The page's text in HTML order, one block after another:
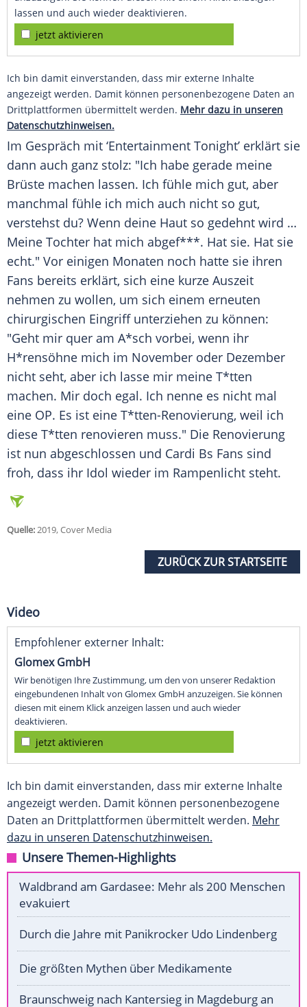
lassen und auch wieder deaktivieren.
jetzt aktivieren
Ich bin damit einverstanden, dass mir externe Inhalte
angezeigt werden. Damit können personenbezogene Daten an
Drittplattformen übermittelt werden. Mehr dazu in unseren
Datenschutzhinweisen.
Im Gespräch mit ‘Entertainment Tonight’ erklärt sie
dann auch ganz stolz: "Ich habe gerade meine
Brüste machen lassen. Ich fühle mich gut, aber
manchmal fühle ich mich auch nicht so gut,
verstehst du? Wenn deine Haut so gedehnt wird …
Meine Tochter hat mich abgef***. Hat sie. Hat sie
echt." Vor einigen Monaten noch hatte sie ihren
Fans bereits erklärt, sich eine kurze Auszeit
nehmen zu wollen, um sich einem erneuten
chirurgischen Eingriff unterziehen zu können:
"Geht mir quer am A*sch vorbei, wenn ihr
H*rensöhne mich im November oder Dezember
nicht seht, aber ich lasse mir meine T*tten
machen. Mir doch egal. Ich nenne es nicht mal
eine OP. Es ist eine T*tten-Renovierung, weil ich
diese T*tten renovieren muss." Die Renovierung
ist nun abgeschlossen und Cardi Bs Fans sind
froh, dass ihr Idol wieder im Rampenlicht steht.
Quelle:2019, Cover Media
ZURÜCK ZUR STARTSEITE
Video
Empfohlener externer Inhalt:
Glomex GmbH
Wir benötigen Ihre Zustimmung, um den von unserer Redaktion
eingebundenen Inhalt von Glomex GmbH anzuzeigen. Sie können
diesen mit einem Klick anzeigen lassen und auch wieder
deaktivieren.
jetzt aktivieren
Ich bin damit einverstanden, dass mir externe Inhalte
angezeigt werden. Damit können personenbezogene
Daten an Drittplattformen übermittelt werden. Mehr
dazu in unseren Datenschutzhinweisen.
Unsere Themen-Highlights
Waldbrand am Gardasee: Mehr als 200 Menschen
evakuiert
Durch die Jahre mit Panikrocker Udo Lindenberg
Die größten Mythen über Medikamente
Braunschweig nach Kantersieg in Magdeburg an